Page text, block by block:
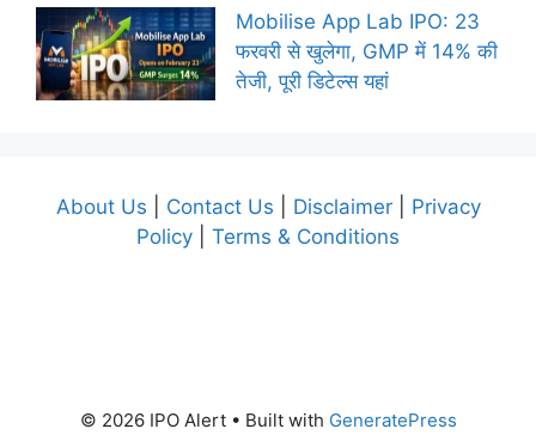
Mobilise App Lab IPO: 23
फरवरी से खुलेगा, GMP में 14% की
तेजी, पूरी डिटेल्स यहां
About Us Contact Us Disclaimer| Privacy
Policy
Terms & Conditions
© 2026 IPO Alert• Built with GeneratePress